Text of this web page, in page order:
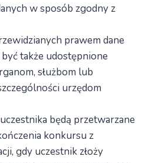
w sposób zgodny z
prawem dane
także udostępnione
służbom lub
urzędom
będą przetwarzane
konkursu z
gdy uczestnik złoży